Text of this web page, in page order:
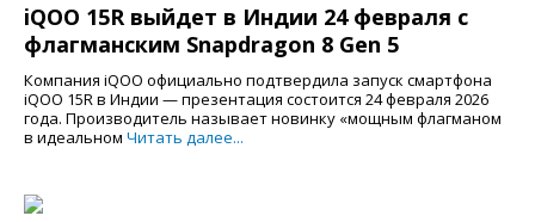
iQOO 15R выйдет в Индии 24 февраля с
флагманским Snapdragon 8 Gen 5
Компания iQOO официально подтвердила запуск смартфона
iQOO 15R в Индии — презентация состоится 24 февраля 2026
года. Производитель называет новинку «мощным флагманом
в идеальном Читать далее...